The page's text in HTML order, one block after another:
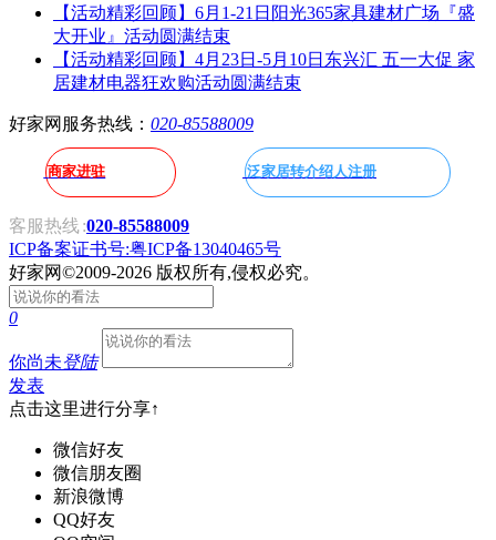
【活动精彩回顾】6月1-21日阳光365家具建材广场『盛
大开业』活动圆满结束
【活动精彩回顾】4月23日-5月10日东兴汇 五一大促 家
居建材电器狂欢购活动圆满结束
好家网服务热线： 020-85588009
商家进驻 泛家居转介绍人注册
客服热线 :020-85588009
ICP备案证书号:粤ICP备13040465号
好家网©2009-2026 版权所有,侵权必究。
0
你尚未登陆
发表
点击这里进行分享↑
微信好友
微信朋友圈
新浪微博
QQ好友